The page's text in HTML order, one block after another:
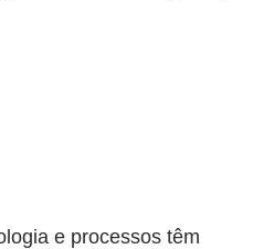
e processos têm